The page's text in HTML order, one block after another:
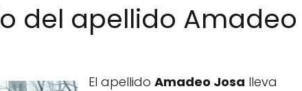
del apellido Amadeo
El apellido Amadeo Josa lleva